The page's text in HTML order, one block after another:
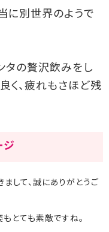
に別世界のようで
タの贅沢飲みをし
く、疲れもさほど残
ジ
して、誠にありがとうご
とても素敵ですね。